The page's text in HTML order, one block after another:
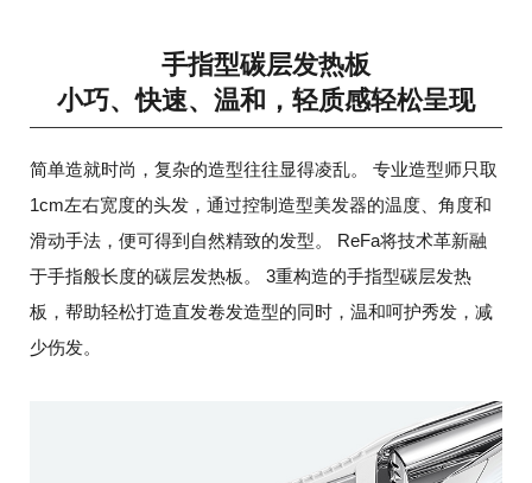
手指型碳层发热板
小巧、快速、温和，轻质感轻松呈现
简单造就时尚，复杂的造型往往显得凌乱。
专业造型师只取
1cm左右宽度的头发，通过控制造型美发器的温度、角度和
滑动手法，便可得到自然精致的发型。
ReFa将技术革新融
于手指般长度的碳层发热板。
3重构造的手指型碳层发热
板，帮助轻松打造直发卷发造型的同时，温和呵护秀发，减
少伤发。